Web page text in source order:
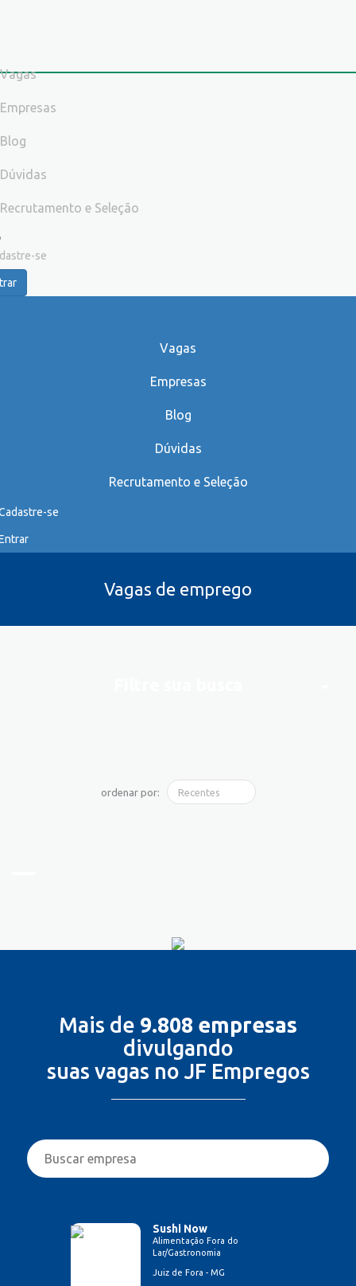
Vagas
Empresas
Blog
Dúvidas
Recrutamento e Seleção
se
Vagas
Empresas
Blog
Dúvidas
Recrutamento e Seleção
se
Vagas de emprego
ordenar por:
Mais de 9.808 empresas
divulgando
suas vagas no JF Empregos
Sushi Now
Alimentação Fora do
Lar/Gastronomia
Juiz de Fora - MG